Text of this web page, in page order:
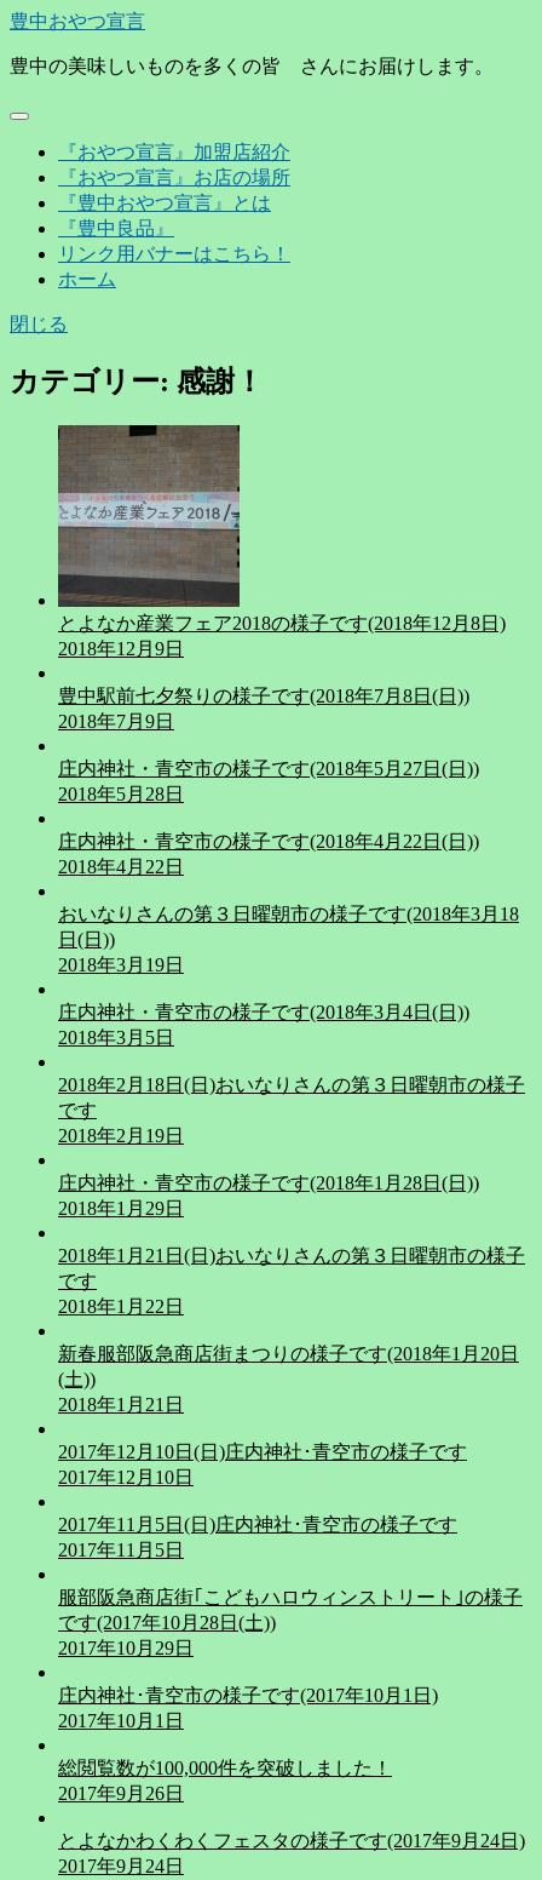
豊中おやつ宣言
豊中の美味しいものを多くの皆 さんにお届けします。
『おやつ宣言』加盟店紹介
『おやつ宣言』お店の場所
『豊中おやつ宣言』とは
『豊中良品』
リンク用バナーはこちら！
ホーム
閉じる
カテゴリー: 感謝！
とよなか産業フェア2018の様子です(2018年12月8日)
2018年12月9日
豊中駅前七夕祭りの様子です(2018年7月8日(日))
2018年7月9日
庄内神社・青空市の様子です(2018年5月27日(日))
2018年5月28日
庄内神社・青空市の様子です(2018年4月22日(日))
2018年4月22日
おいなりさんの第３日曜朝市の様子です(2018年3月18
日(日))
2018年3月19日
庄内神社・青空市の様子です(2018年3月4日(日))
2018年3月5日
2018年2月18日(日)おいなりさんの第３日曜朝市の様子
です
2018年2月19日
庄内神社・青空市の様子です(2018年1月28日(日))
2018年1月29日
2018年1月21日(日)おいなりさんの第３日曜朝市の様子
です
2018年1月22日
新春服部阪急商店街まつりの様子です(2018年1月20日
(土))
2018年1月21日
2017年12月10日(日)庄内神社･青空市の様子です
2017年12月10日
2017年11月5日(日)庄内神社･青空市の様子です
2017年11月5日
服部阪急商店街｢こどもハロウィンストリート｣の様子
です(2017年10月28日(土))
2017年10月29日
庄内神社･青空市の様子です(2017年10月1日)
2017年10月1日
総閲覧数が100,000件を突破しました！
2017年9月26日
とよなかわくわくフェスタの様子です(2017年9月24日)
2017年9月24日